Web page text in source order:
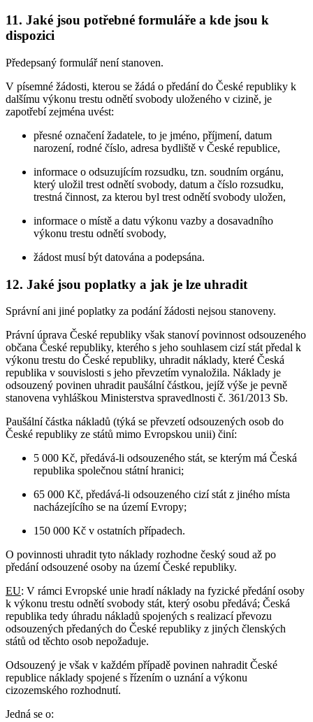
11. Jaké jsou potřebné formuláře a kde jsou k
dispozici
Předepsaný formulář není stanoven.
V písemné žádosti, kterou se žádá o předání do České republiky k
dalšímu výkonu trestu odnětí svobody uloženého v cizině, je
zapotřebí zejména uvést:
přesné označení žadatele, to je jméno, příjmení, datum
narození, rodné číslo, adresa bydliště v České republice,
informace o odsuzujícím rozsudku, tzn. soudním orgánu,
který uložil trest odnětí svobody, datum a číslo rozsudku,
trestná činnost, za kterou byl trest odnětí svobody uložen,
informace o místě a datu výkonu vazby a dosavadního
výkonu trestu odnětí svobody,
žádost musí být datována a podepsána.
12. Jaké jsou poplatky a jak je lze uhradit
Správní ani jiné poplatky za podání žádosti nejsou stanoveny.
Právní úprava České republiky však stanoví povinnost odsouzeného
občana České republiky, kterého s jeho souhlasem cizí stát předal k
výkonu trestu do České republiky, uhradit náklady, které Česká
republika v souvislosti s jeho převzetím vynaložila. Náklady je
odsouzený povinen uhradit paušální částkou, jejíž výše je pevně
stanovena vyhláškou Ministerstva spravedlnosti č. 361/2013 Sb.
Paušální částka nákladů (týká se převzetí odsouzených osob do
České republiky ze států mimo Evropskou unii) činí:
5 000 Kč, předává-li odsouzeného stát, se kterým má Česká
republika společnou státní hranici;
65 000 Kč, předává-li odsouzeného cizí stát z jiného místa
nacházejícího se na území Evropy;
150 000 Kč v ostatních případech.
O povinnosti uhradit tyto náklady rozhodne český soud až po
předání odsouzené osoby na území České republiky.
EU: V rámci Evropské unie hradí náklady na fyzické předání osoby
k výkonu trestu odnětí svobody stát, který osobu předává; Česká
republika tedy úhradu nákladů spojených s realizací převozu
odsouzených předaných do České republiky z jiných členských
států od těchto osob nepožaduje.
Odsouzený je však v každém případě povinen nahradit České
republice náklady spojené s řízením o uznání a výkonu
cizozemského rozhodnutí.
Jedná se o: